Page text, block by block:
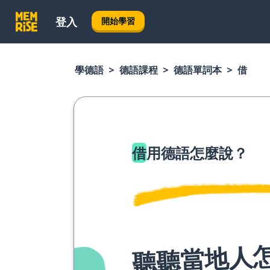
登入 開始學習
學德語 德語課程 德語單詞本 借
借用德語怎麼說？
聽聽當地人